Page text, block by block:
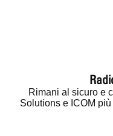
Rimani al sicuro e
Solutions e ICOM